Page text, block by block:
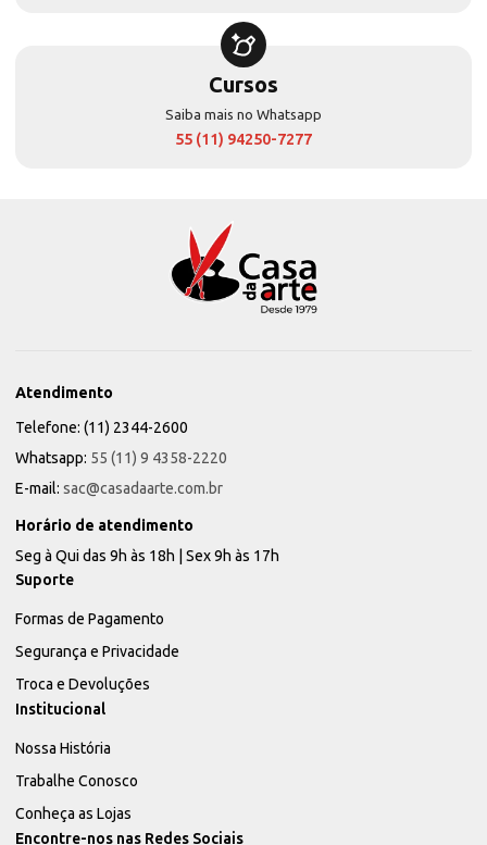
Cursos
Saiba mais no Whatsapp
55 (11) 94250-7277
Atendimento
Telefone: (11) 2344-2600
Whatsapp: 55 (11) 9 4358-2220
E-mail: sac@casadaarte.com.br
Horário de atendimento
Seg à Qui das 9h às 18h | Sex 9h às 17h
Suporte
Formas de Pagamento
Segurança e Privacidade
Troca e Devoluções
Institucional
Nossa História
Trabalhe Conosco
Conheça as Lojas
Encontre-nos nas Redes Sociais